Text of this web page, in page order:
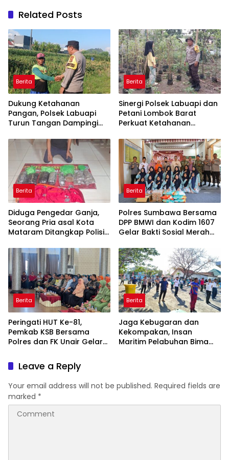
Related Posts
Berita
Dukung Ketahanan
Pangan, Polsek Labuapi
Turun Tangan Dampingi
Bongkot
Berita
Sinergi Polsek Labuapi dan
Petani Lombok Barat
Perkuat Ketahanan
Berita
Diduga Pengedar Ganja,
Seorang Pria asal Kota
Mataram Ditangkap Polisi
Berita
Polres Sumbawa Bersama
DPP BMWI dan Kodim 1607
Gelar Bakti Sosial Merah
Hidayatullah
Berita
Peringati HUT Ke-81,
Pemkab KSB Bersama
Polres dan FK Unair Gelar
Hari Pertama Kehidupan”
Berita
Jaga Kebugaran dan
Kekompakan, Insan
Maritim Pelabuhan Bima
Leave a Reply
Your email address will not be published. Required fields are
marked *